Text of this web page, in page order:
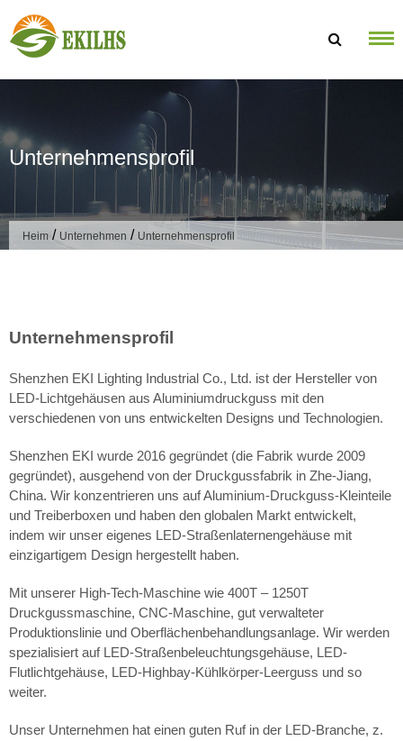
Unternehmensprofil
Heim / Unternehmen / Unternehmensprofil
Unternehmensprofil
Shenzhen EKI Lighting Industrial Co., Ltd. ist der Hersteller von
LED-Lichtgehäusen aus Aluminiumdruckguss mit den
verschiedenen von uns entwickelten Designs und Technologien.
Shenzhen EKI wurde 2016 gegründet (die Fabrik wurde 2009
gegründet), ausgehend von der Druckgussfabrik in Zhe-Jiang,
China. Wir konzentrieren uns auf Aluminium-Druckguss-Kleinteile
und Treiberboxen und haben den globalen Markt entwickelt,
indem wir unser eigenes LED-Straßenlaternengehäuse mit
einzigartigem Design hergestellt haben.
Mit unserer High-Tech-Maschine wie 400T – 1250T
Druckgussmaschine, CNC-Maschine, gut verwalteter
Produktionslinie und Oberflächenbehandlungsanlage. Wir werden
spezialisiert auf LED-Straßenbeleuchtungsgehäuse, LED-
Flutlichtgehäuse, LED-Highbay-Kühlkörper-Leerguss und so
weiter.
Unser Unternehmen hat einen guten Ruf in der LED-Branche, z.